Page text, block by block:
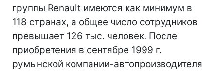
группы Renault имеются как минимум в
118 странах, а общее число сотрудников
превышает 126 тыс. человек. После
приобретения в сентябре 1999 г.
румынской компании-автопроизводителя